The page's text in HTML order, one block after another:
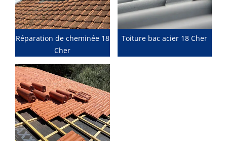
Réparation de cheminée 18
Cher
Toiture bac acier 18 Cher